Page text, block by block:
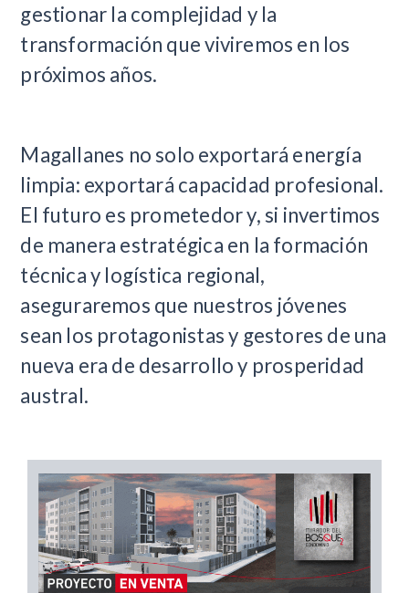
gestionar la complejidad y la
transformación que viviremos en los
próximos años.
Magallanes no solo exportará energía
limpia: exportará capacidad profesional.
El futuro es prometedor y, si invertimos
de manera estratégica en la formación
técnica y logística regional,
aseguraremos que nuestros jóvenes
sean los protagonistas y gestores de una
nueva era de desarrollo y prosperidad
austral.